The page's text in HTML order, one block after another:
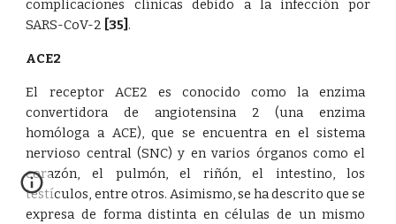
complicaciones clínicas debido a la infección por
SARS-CoV-2 [35] .
ACE2
El receptor ACE2 es conocido como la enzima
convertidora de angiotensina 2 (una enzima
homóloga a ACE), que se encuentra en el sistema
nervioso central (SNC) y en varios órganos como el
corazón, el pulmón, el riñón, el intestino, los
testículos, entre otros. Asimismo, se ha descrito que se
expresa de forma distinta en células de un mismo